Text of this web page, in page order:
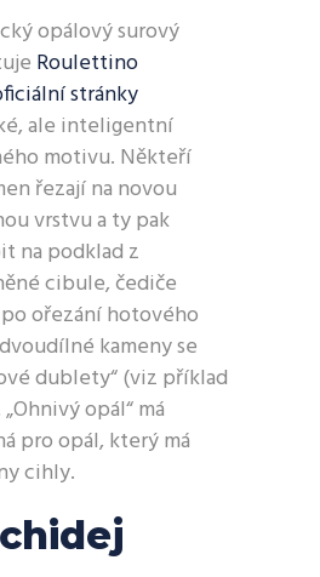
opálový surový
Roulettino
stránky
ale inteligentní
motivu. Někteří
řezají na novou
vrstvu a ty pak
na podklad z
cibule, čediče
ořezání hotového
kameny se
dublety“ (viz příklad
opál“ má
pro opál, který má
cihly.